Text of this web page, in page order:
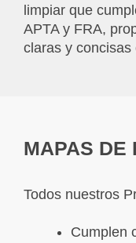
limpiar que
APTA y FRA,
claras y concisas
MAPAS DE
Todos nuestros
Cumplen